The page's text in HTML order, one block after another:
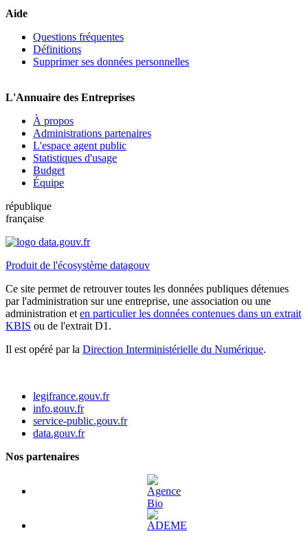
Aide
Questions fréquentes
Définitions
Supprimer ses données personnelles
L'Annuaire des Entreprises
À propos
Administrations partenaires
L'espace agent public
Statistiques d'usage
Budget
Équipe
république
française
Produit de l'écosystème datagouv
Ce site permet de retrouver toutes les données publiques détenues
par l'administration sur une entreprise, une association ou une
administration et en particulier les données contenues dans un extrait
KBIS ou de l'extrait D1.
Il est opéré par la Direction Interministérielle du Numérique.
legifrance.gouv.fr
info.gouv.fr
service-public.gouv.fr
data.gouv.fr
Nos partenaires